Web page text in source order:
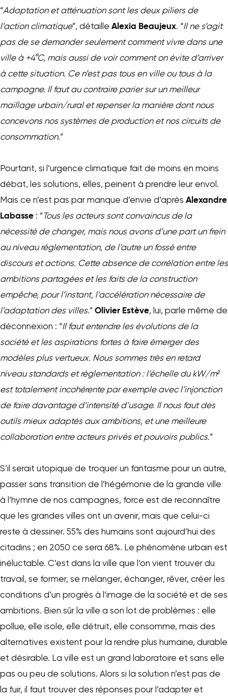
“Adaptation et atténuation sont les deux piliers de
l’action climatique”, détaille Alexia Beaujeux. “Il ne s’agit
pas de se demander seulement comment vivre dans une
ville à +4°C, mais aussi de voir comment on évite d’arriver
à cette situation. Ce n’est pas tous en ville ou tous à la
campagne. Il faut au contraire parier sur un meilleur
maillage urbain/rural et repenser la manière dont nous
concevons nos systèmes de production et nos circuits de
consommation.”
Pourtant, si l’urgence climatique fait de moins en moins
débat, les solutions, elles, peinent à prendre leur envol.
Mais ce n’est pas par manque d’envie d’après Alexandre
Labasse : “Tous les acteurs sont convaincus de la
nécessité de changer, mais nous avons d’une part un frein
au niveau réglementation, de l’autre un fossé entre
discours et actions. Cette absence de corrélation entre les
ambitions partagées et les faits de la construction
empêche, pour l’instant, l’accélération nécessaire de
l’adaptation des villes.” Olivier Estève, lui, parle même de
déconnexion : “Il faut entendre les évolutions de la
société et les aspirations fortes à faire émerger des
modèles plus vertueux. Nous sommes très en retard
niveau standards et règlementation : l’échelle du kW/m²
est totalement incohérente par exemple avec l’injonction
de faire davantage d’intensité d’usage. Il nous faut des
outils mieux adaptés aux ambitions, et une meilleure
collaboration entre acteurs privés et pouvoirs publics.”
S’il serait utopique de troquer un fantasme pour un autre,
passer sans transition de l’hégémonie de la grande ville
à l’hymne de nos campagnes, force est de reconnaître
que les grandes villes ont un avenir, mais que celui-ci
reste à dessiner. 55% des humains sont aujourd’hui des
citadins ; en 2050 ce sera 68%. Le phénomène urbain est
inéluctable. C’est dans la ville que l’on vient trouver du
travail, se former, se mélanger, échanger, rêver, créer les
conditions d’un progrès à l’image de la société et de ses
ambitions. Bien sûr la ville a son lot de problèmes : elle
pollue, elle isole, elle détruit, elle consomme, mais des
alternatives existent pour la rendre plus humaine, durable
et désirable. La ville est un grand laboratoire et sans elle
pas ou peu de solutions. Alors si la solution n’est pas de
la fuir, il faut trouver des réponses pour l’adapter et